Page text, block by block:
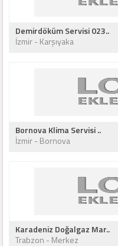
Demirdöküm Servisi 023..
İzmir - Karşıyaka
Bornova Klima Servisi ..
İzmir - Bornova
Karadeniz Doğalgaz Mar..
Trabzon - Merkez